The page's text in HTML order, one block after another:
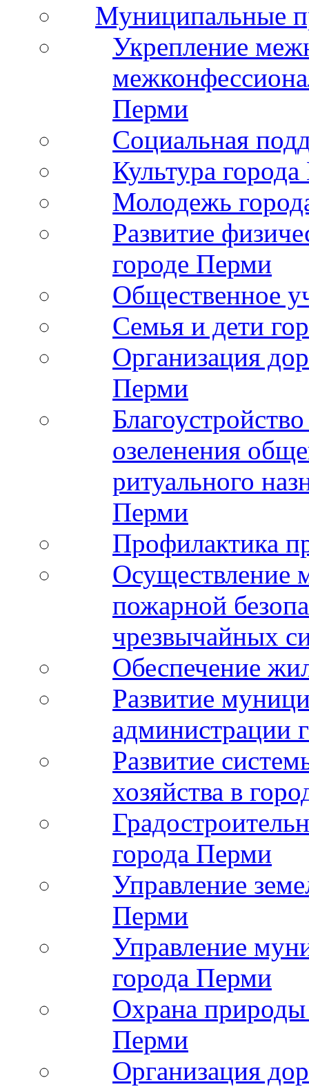
Муниципальные
Укрепление
Перми
Социальная
Культура
Молодежь
Развитие
городе Перми
Общественное
Семья и дети
Организация
Перми
озеленения
ритуального
Перми
Профилактика
Осуществление
пожарной
чрезвычайных
Обеспечение
Развитие
администрации
Развитие
хозяйства в
города Перми
Управление
Перми
Управление
города Перми
Охрана природы
Перми
Организация